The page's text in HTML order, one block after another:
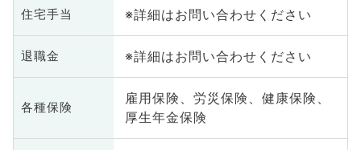
住宅手当 ※詳細はお問い合わせください
退職金 ※詳細はお問い合わせください
各種保険
雇用保険、労災保険、健康保険、
厚生年金保険